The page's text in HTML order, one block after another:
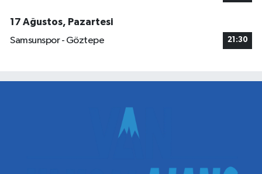
17 Ağustos, Pazartesi
Samsunspor - Göztepe
21:30